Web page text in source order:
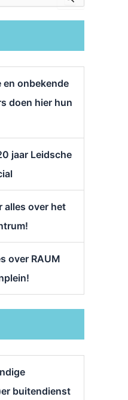
en onbekende
doen hier hun
jaar Leidsche
alles over het
over RAUM
buitendienst